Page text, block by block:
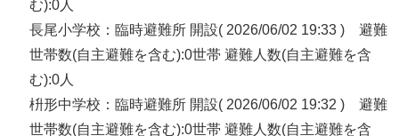
む):0人
長尾小学校：臨時避難所 開設( 2026/06/02 19:33 ) 避難
世帯数(自主避難を含む):0世帯 避難人数(自主避難を含
む):0人
枡形中学校：臨時避難所 開設( 2026/06/02 19:32 ) 避難
世帯数(自主避難を含む):0世帯 避難人数(自主避難を含